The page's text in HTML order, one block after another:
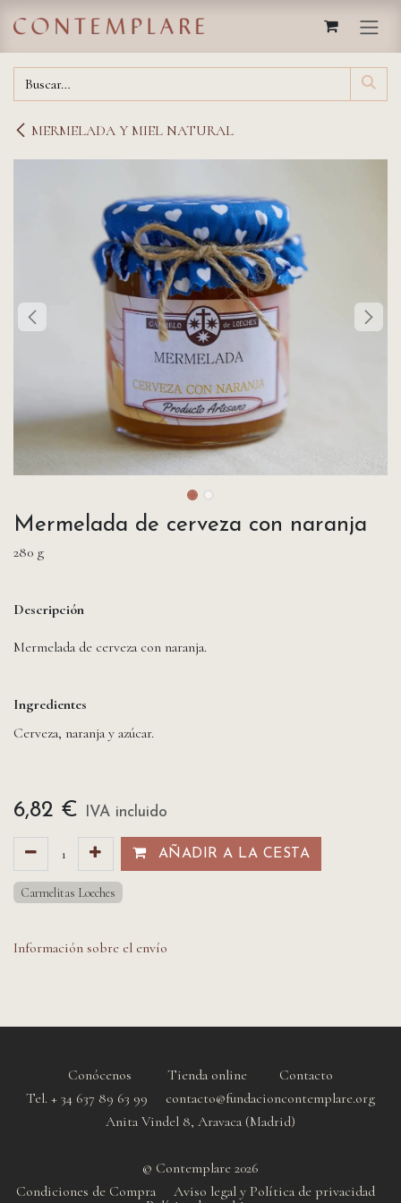
MERMELADA Y MIEL NATURAL
Mermelada de cerveza con naranja
280 g
Descripción
Mermelada de cerveza con naranja.
Ingredientes
Cerveza, naranja y azúcar.
6,82 € IVA incluido
AÑADIR A LA CESTA​​
Carmelitas Loeches
Información sobre el envío
Conócenos Tienda online
Contacto
Tel. + 34 637 89 63 99 contacto@fundacioncontemplare.org
Anita Vindel 8, Aravaca (Madrid)
© Contemplare 2026
Condiciones de Compra
Aviso legal y Política de privacidad